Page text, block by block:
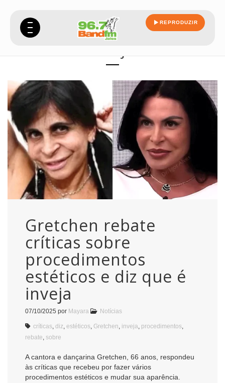
REPRODUZIR
Gretchen rebate
críticas sobre
procedimentos
estéticos e diz que é
inveja
07/10/2025 por Mayara Notícias
críticas diz estéticos Gretchen inveja procedimentos
rebate sobre
A cantora e dançarina Gretchen, 66 anos, respondeu
às críticas que recebeu por fazer vários
procedimentos estéticos e mudar sua aparência.